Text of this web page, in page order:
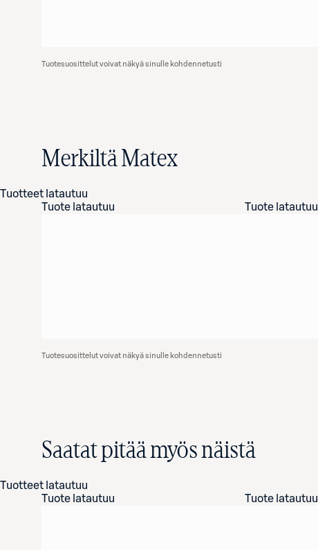
Tuotesuosittelut voivat näkyä sinulle kohdennetusti
Merkiltä Matex
Tuotteet latautuu
Tuote latautuu
Tuote latautuu
Tuotesuosittelut voivat näkyä sinulle kohdennetusti
Saatat pitää myös näistä
Tuotteet latautuu
Tuote latautuu
Tuote latautuu